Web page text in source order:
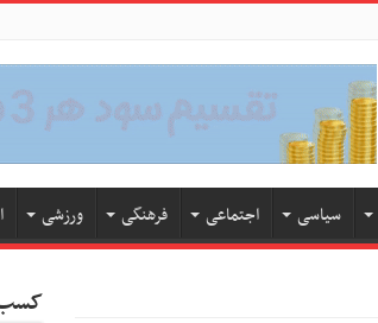
سیاسی اجتماعی فرهنگی ورزشی
کسب